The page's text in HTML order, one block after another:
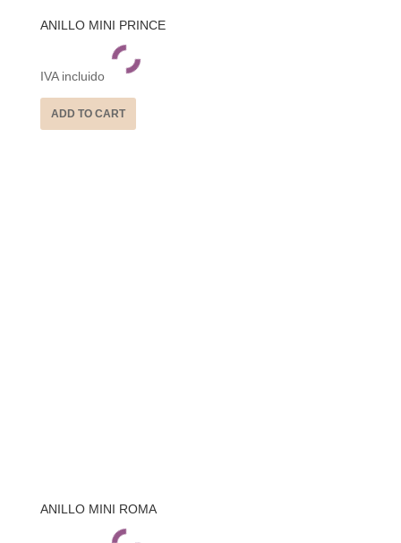
ANILLO MINI PRINCE
IVA incluido
ADD TO CART
ANILLO MINI ROMA